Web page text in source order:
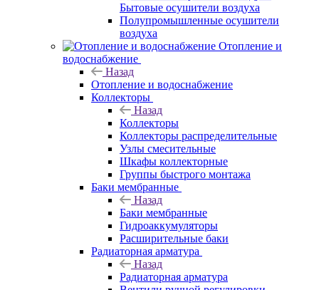
Бытовые осушители воздуха
Полупромышленные осушители
воздуха
Отопление и
водоснабжение
Назад
Отопление и водоснабжение
Коллекторы
Назад
Коллекторы
Коллекторы распределительные
Узлы смесительные
Шкафы коллекторные
Группы быстрого монтажа
Баки мембранные
Назад
Баки мембранные
Гидроаккумуляторы
Расширительные баки
Радиаторная арматура
Назад
Радиаторная арматура